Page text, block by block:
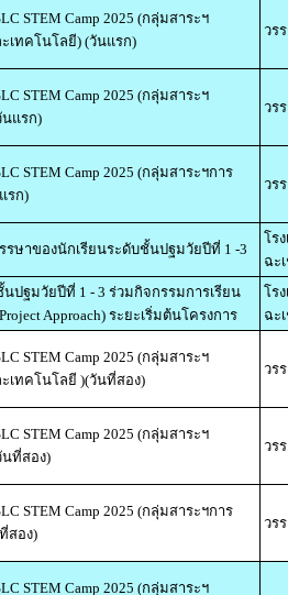
STEM Camp 2025 (กลุ่มสาระฯ
เทคโนโลยี) (วันแรก)
วร
STEM Camp 2025 (กลุ่มสาระฯ
แรก)
วร
STEM Camp 2025 (กลุ่มสาระฯการ
รก)
วร
รษาของนักเรียนระดับชั้นปฐมวัยปีที่ 1 -3
โร
ฉะ
ปฐมวัยปีที่ 1 - 3 ร่วมกิจกรรมการเรียน
Approach) ระยะเริ่มต้นโครงการ
โร
ฉะ
STEM Camp 2025 (กลุ่มสาระฯ
เทคโนโลยี )(วันที่สอง)
วร
STEM Camp 2025 (กลุ่มสาระฯ
ที่สอง)
วร
STEM Camp 2025 (กลุ่มสาระฯการ
สอง)
วร
STEM Camp 2025 (กลุ่มสาระฯ